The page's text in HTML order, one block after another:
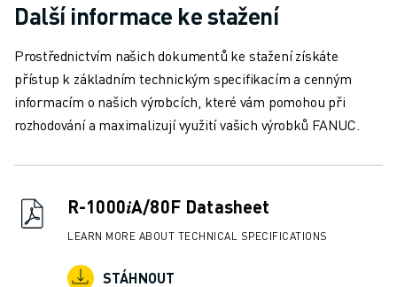
ŘEZÁNÍ DRÁTŮ EDM
ZÁKAZNICKÝ SERVIS
PÉČE O ZÁKAZNÍKY
PLÁNY SPOLEČNOSTI FANUC
SERVIS A ÚDRŽBA
RENOVACE
NÁSTROJE DIGITÁLNÍCH SLUŽEB
KE STAŽENÍ " MYFANUC
Další informace ke stažení
Prostřednictvím našich dokumentů ke stažení získáte
přístup k základním technickým specifikacím a cenným
informacím o našich výrobcích, které vám pomohou při
rozhodování a maximalizují využití vašich výrobků FANUC.
R-1000𝑖A/80F Datasheet
LEARN MORE ABOUT TECHNICAL SPECIFICATIONS
STÁHNOUT